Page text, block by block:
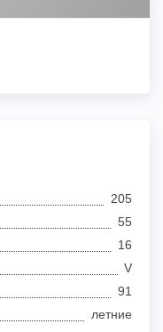
205
55
16
V
91
летние